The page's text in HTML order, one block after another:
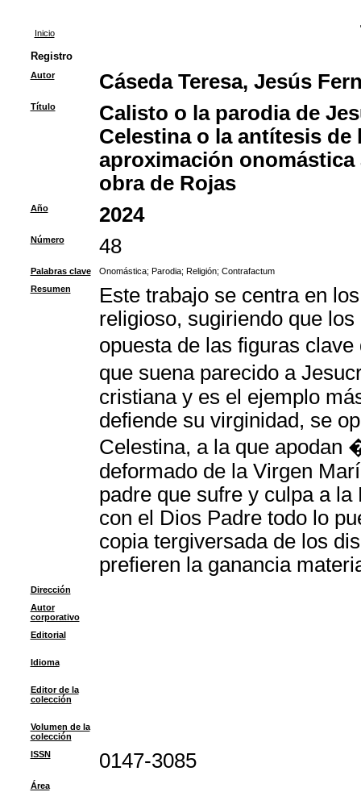
Inicio
Registro
Autor Cáseda Teresa, Jesús
Título
Calisto o la parodia de
Celestina o la antítesis de
aproximación
obra de Rojas
Año 2024
Número 48
Palabras clave Onomástica; Parodia; Religión; Contrafactum
Resumen
Este trabajo se centra en
religioso, sugiriendo que
opuesta de las figuras
que suena parecido a
cristiana y es el ejemplo
defiende su virginidad, se
Celestina, a la que
deformado de la Virgen
padre que sufre y culpa a
con el Dios Padre todo lo
copia tergiversada de los
prefieren la ganancia
Dirección
Autor
corporativo
Editorial
Idioma
Editor de la
colección
Volumen de la
colección
ISSN
0147-3085
Área